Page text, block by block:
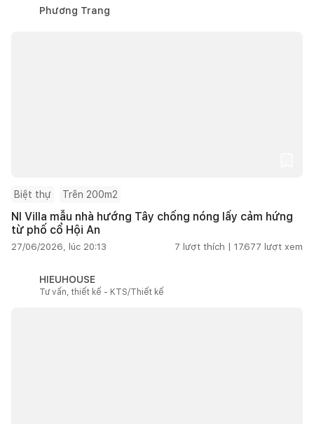
Phương Trang
Biệt thự Trên 200m2
NI Villa mẫu nhà hướng Tây chống nóng lấy cảm hứng
từ phố cổ Hội An
27/06/2026, lúc 20:13 7 lượt thích | 17.677 lượt xem
HIEUHOUSE
Tư vấn, thiết kế - KTS/Thiết kế